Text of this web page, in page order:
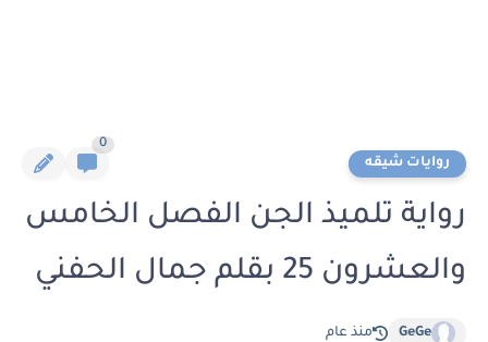
روايات شيقه
0
رواية تلميذ الجن الفصل الخامس
والعشرون 25 بقلم جمال الحفني
GeGe منذ عام